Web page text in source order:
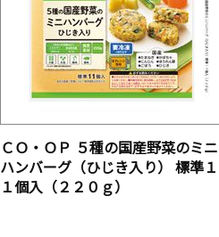
ＣＯ・ＯＰ ５種の国産野菜のミニ
ハンバーグ（ひじき入り） 標準１
１個入（２２０ｇ）